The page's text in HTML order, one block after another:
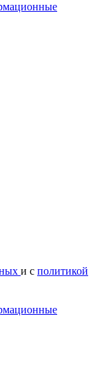
и с политикой